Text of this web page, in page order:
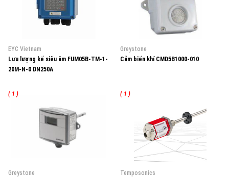
EYC Vietnam
Lưu lượng kế siêu âm FUM05B-TM-1-
20M-N-0 DN250A
Greystone
Cảm biến khí CMD5B1000-010
( 1 )
Greystone
( 1 )
Temposonics